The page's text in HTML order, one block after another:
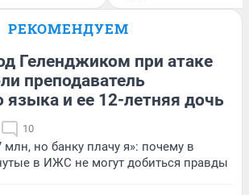
РЕКОМЕНДУЕМ
Геленджиком при атаке
преподаватель
языка и ее 12-летняя дочь
10
но банку плачу я»: почему в
в ИЖС не могут добиться правды